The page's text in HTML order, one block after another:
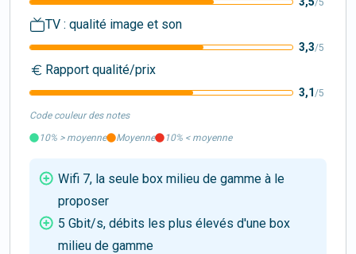
TV : qualité image et son
3,3/5
Rapport qualité/prix
3,1 /5
Code couleur des notes
10% >moyenne Moyenne 10% <moyenne
Wifi 7, la seule box milieu de gamme à le
proposer
5 Gbit/s, débits les plus élevés d'une box
milieu de gamme